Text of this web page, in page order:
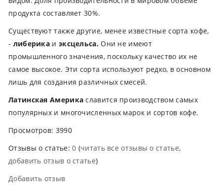
продукта составляет 30%.
Существуют также другие, менее известные сорта кофе,
- либерика и эксцельса.Они не имеют
промышленного значения, поскольку качество их не
самое высокое. Эти сорта используют редко, в основном
лишь для создания различных смесей.
Латинская Америкаславится производством самых
популярных и многочисленных марок и сортов кофе.
Просмотров: 3990
Отзывы о статье:0 (читать все отзывы о статье,
добавить отзыв о статье)
Добавить отзыв